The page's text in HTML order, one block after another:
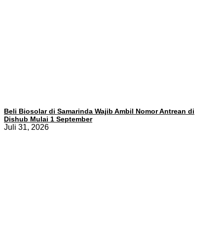
Beli Biosolar di Samarinda Wajib Ambil Nomor Antrean di
Dishub Mulai 1 September
Juli 31, 2026